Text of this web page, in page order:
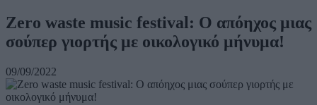
Zero waste music festival: Ο απόηχος μιας
σούπερ γιορτής με οικολογικό μήνυμα!
09/09/2022